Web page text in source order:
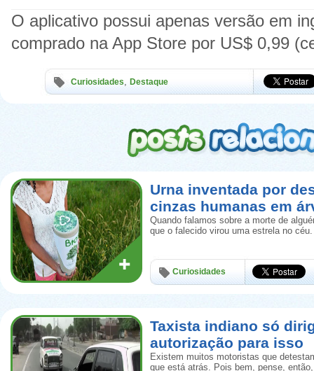
O aplicativo possui apenas versão em
comprado na App Store por US$ 0,99
Curiosidades, Destaque
Urna inventada por
cinzas humanas em
Quando falamos sobre a morte de
que o falecido virou uma estrela no
Curiosidades
Taxista indiano só
autorização para isso
Existem muitos motoristas que
que está atrás. Pois bem, pense,